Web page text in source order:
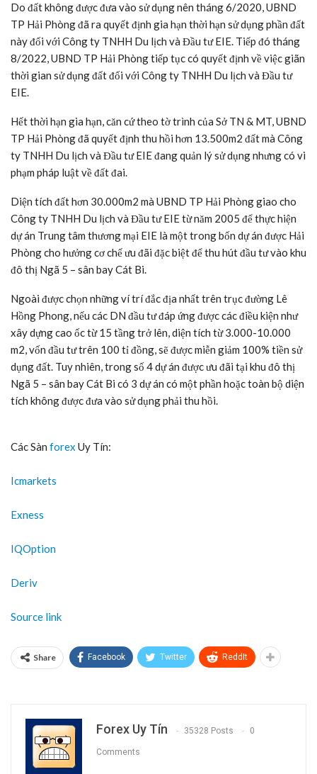
Do đất không được đưa vào sử dụng nên tháng 6/2020, UBND
TP Hải Phòng đã ra quyết định gia hạn thời hạn sử dụng phần đất
này đối với Công ty TNHH Du lịch và Đầu tư EIE. Tiếp đó tháng
8/2022, UBND TP Hải Phòng tiếp tục có quyết định về việc giãn
thời gian sử dụng đất đối với Công ty TNHH Du lịch và Đầu tư
EIE.
Hết thời hạn gia hạn, căn cứ theo tờ trình của Sở TN & MT, UBND
TP Hải Phòng đã quyết định thu hồi hơn 13.500m2 đất mà Công
ty TNHH Du lịch và Đầu tư EIE đang quản lý sử dụng nhưng có vi
phạm pháp luật về đất đai.
Diện tích đất hơn 30.000m2 mà UBND TP Hải Phòng giao cho
Công ty TNHH Du lịch và Đầu tư EIE từ năm 2005 để thực hiện
dự án Trung tâm thương mại EIE là một trong bốn dự án được Hải
Phòng cho hưởng cơ chế ưu đãi đặc biệt để thu hút đầu tư vào khu
đô thị Ngã 5 – sân bay Cát Bi.
Ngoài được chọn những ví trí đắc địa nhất trên trục đường Lê
Hồng Phong, nếu các DN đầu tư đáp ứng được các điều kiện như
xây dựng cao ốc từ 15 tầng trở lên, diện tích từ 3.000-10.000
m2, vốn đầu tư trên 100 tỉ đồng, sẽ được miễn giảm 100% tiền sử
dụng đất. Tuy nhiên, trong số 4 dự án được ưu đãi tại khu đô thị
Ngã 5 – sân bay Cát Bi có 3 dự án có một phần hoặc toàn bộ diện
tích không được đưa vào sử dụng phải thu hồi.
Các Sàn forex Uy Tín:
Icmarkets
Exness
IQOption
Deriv
Source link
Share Facebook Twitter ReddIt
Forex Uy Tín 35328 Posts 0
Comments